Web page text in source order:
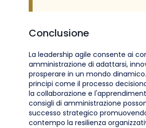
Conclusione
La leadership agile consente ai
amministrazione di adattarsi,
prosperare in un mondo
principi come il processo
la collaborazione e
consigli di amministrazione
successo strategico
contempo la resilienza